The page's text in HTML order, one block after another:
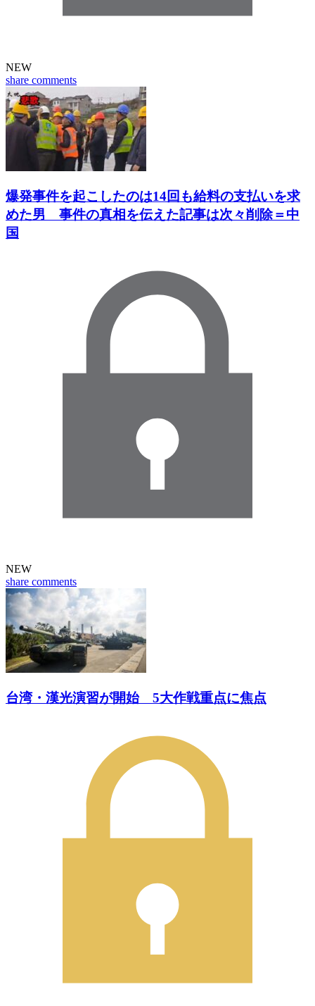
NEW
share comments
爆発事件を起こしたのは14回も給料の支払いを求
めた男 事件の真相を伝えた記事は次々削除＝中
国
NEW
share comments
台湾・漢光演習が開始 5大作戦重点に焦点